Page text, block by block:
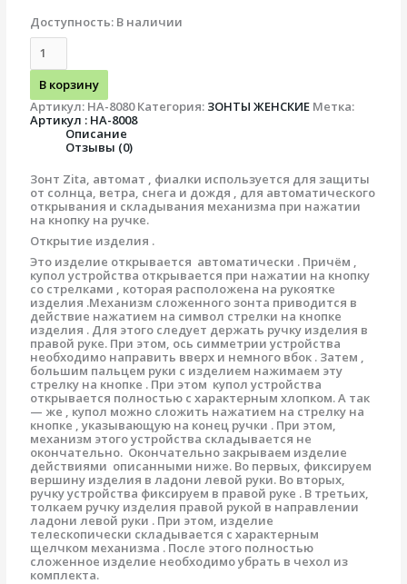
Доступность: В наличии
В корзину
Артикул: HA-8080 Категория: ЗОНТЫ ЖЕНСКИЕ Метка:
Артикул : HA-8008
Описание
Отзывы (0)
Зонт Zita, автомат , фиалки используется для защиты
от солнца, ветра, снега и дождя , для автоматического
открывания и складывания механизма при нажатии
на кнопку на ручке.
Открытие изделия .
Это изделие открывается автоматически . Причём ,
купол устройства открывается при нажатии на кнопку
со стрелками , которая расположена на рукоятке
изделия .Механизм сложенного зонта приводится в
действие нажатием на символ стрелки на кнопке
изделия . Для этого следует держать ручку изделия в
правой руке. При этом, ось симметрии устройства
необходимо направить вверх и немного вбок . Затем ,
большим пальцем руки с изделием нажимаем эту
стрелку на кнопке . При этом купол устройства
открывается полностью с характерным хлопком. А так
— же , купол можно сложить нажатием на стрелку на
кнопке , указывающую на конец ручки . При этом,
механизм этого устройства складывается не
окончательно. Окончательно закрываем изделие
действиями описанными ниже. Во первых, фиксируем
вершину изделия в ладони левой руки. Во вторых,
ручку устройства фиксируем в правой руке . В третьих,
толкаем ручку изделия правой рукой в направлении
ладони левой руки . При этом, изделие
телескопически складывается с характерным
щелчком механизма . После этого полностью
сложенное изделие необходимо убрать в чехол из
комплекта.